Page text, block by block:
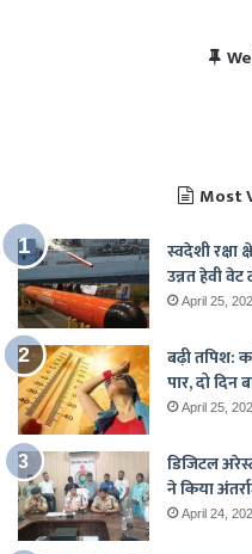
विराट कोहली की सेंचुरी से
पाकिस्तान में बजा भारत का
Most
स्वदेशी रक्षा
उन्नत हेवी वेट
April 25,
बढ़ी तपिश:
पार, दो दिन
April 25,
डिजिटल
ने किया
April 24,